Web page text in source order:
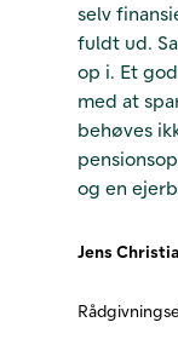
selv
fuldt ud.
op i. Et
med at
behøves
og en
Jens